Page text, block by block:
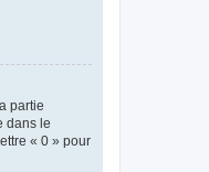
partie
dans le
« 0 » pour